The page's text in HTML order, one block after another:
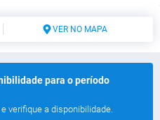
VER NO MAPA
para o período
verifique a disponibilidade.